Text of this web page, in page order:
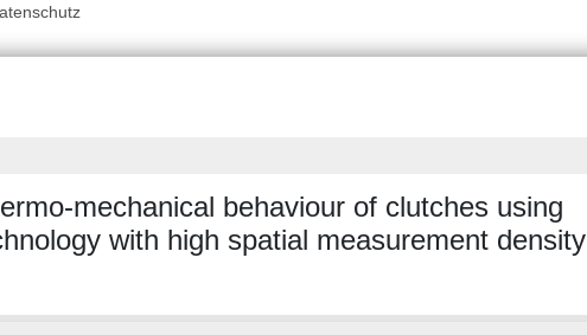
mechanical behaviour of clutches using
with high spatial measurement density